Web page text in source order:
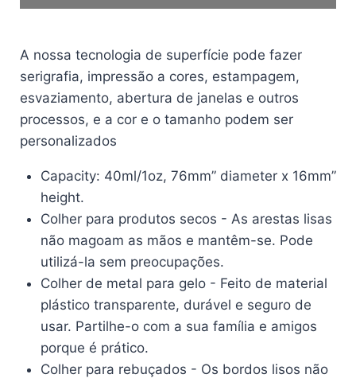
A nossa tecnologia de superfície pode fazer
serigrafia, impressão a cores, estampagem,
esvaziamento, abertura de janelas e outros
processos, e a cor e o tamanho podem ser
personalizados
Capacity: 40ml/1oz, 76mm” diameter x 16mm”
height.
Colher para produtos secos - As arestas lisas
não magoam as mãos e mantêm-se. Pode
utilizá-la sem preocupações.
Colher de metal para gelo - Feito de material
plástico transparente, durável e seguro de
usar. Partilhe-o com a sua família e amigos
porque é prático.
Colher para rebuçados - Os bordos lisos não